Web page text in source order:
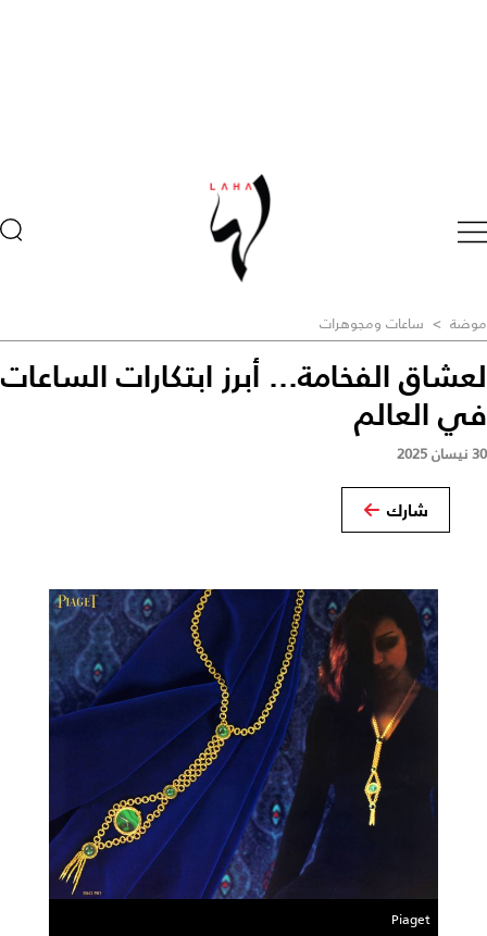
موضة > ساعات ومجوهرات
لعشاق الفخامة... أبرز ابتكارات الساعات
في العالم
30 نيسان 2025
شارك
Piaget